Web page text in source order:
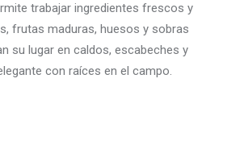
trabajar ingredientes frescos y
frutas maduras, huesos y sobras
su lugar en caldos, escabeches y
con raíces en el campo.